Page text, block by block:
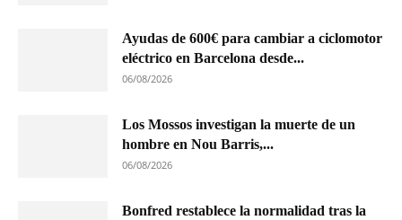
Ayudas de 600€ para cambiar a ciclomotor
eléctrico en Barcelona desde...
06/08/2026
Los Mossos investigan la muerte de un
hombre en Nou Barris,...
06/08/2026
Bonfred restablece la normalidad tras la